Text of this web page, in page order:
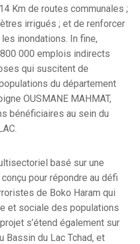
Km de routes communales ;
irrigués ; et de renforcer
inondations. In fine,
000 emplois indirects
qui suscitent de
du département
OUSMANE MAHMAT,
bénéficiaires au sein du
basé sur une
pour répondre au défi
de Boko Haram qui
et sociale des populations
s’étend également sur
Bassin du Lac Tchad, et